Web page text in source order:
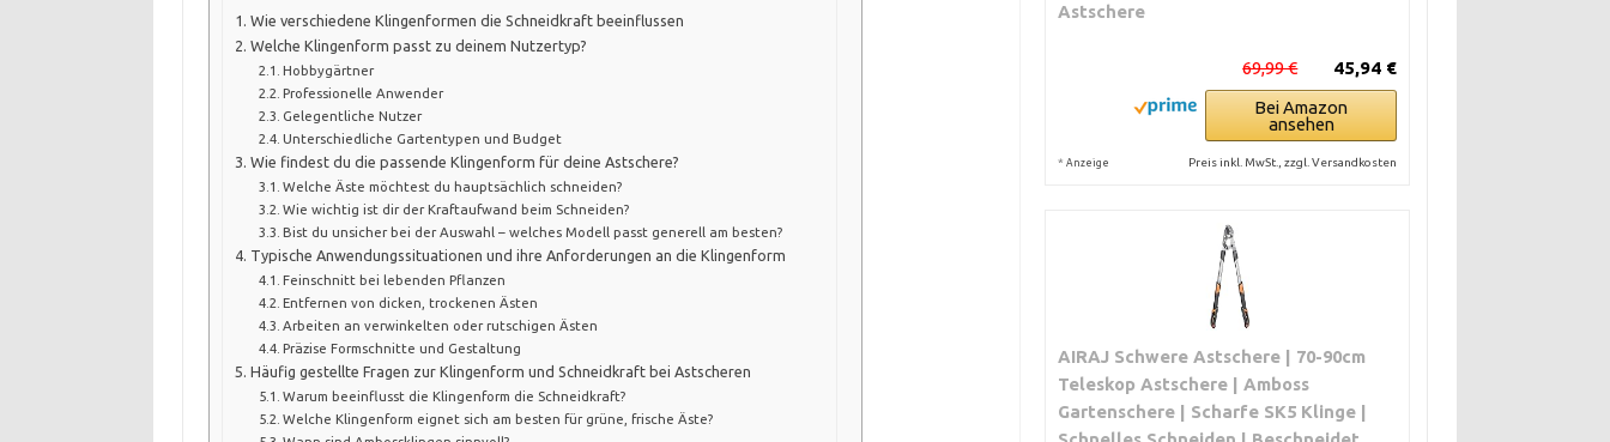
Wie verschiedene Klingenformen die Schneidkraft beeinflussen
Welche Klingenform passt zu deinem Nutzertyp?
Hobbygärtner
Professionelle Anwender
Gelegentliche Nutzer
Unterschiedliche Gartentypen und Budget
Wie findest du die passende Klingenform für deine Astschere?
Welche Äste möchtest du hauptsächlich schneiden?
Wie wichtig ist dir der Kraftaufwand beim Schneiden?
Bist du unsicher bei der Auswahl – welches Modell passt generell am besten?
Typische Anwendungssituationen und ihre Anforderungen an die Klingenform
Feinschnitt bei lebenden Pflanzen
Entfernen von dicken, trockenen Ästen
Arbeiten an verwinkelten oder rutschigen Ästen
Präzise Formschnitte und Gestaltung
Häufig gestellte Fragen zur Klingenform und Schneidkraft bei Astscheren
Warum beeinflusst die Klingenform die Schneidkraft?
Welche Klingenform eignet sich am besten für grüne, frische Äste?
Astschere
45,94 €
69,99 €
Bei Amazon
ansehen
* Anzeige Preis inkl. MwSt., zzgl. Versandkosten
AIRAJ Schwere Astschere | 70-90cm
Teleskop Astschere | Amboss
Gartenschere | Scharfe SK5 Klinge |